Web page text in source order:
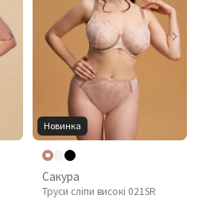
Новинка
Сакура
Труси сліпи високі 021SR